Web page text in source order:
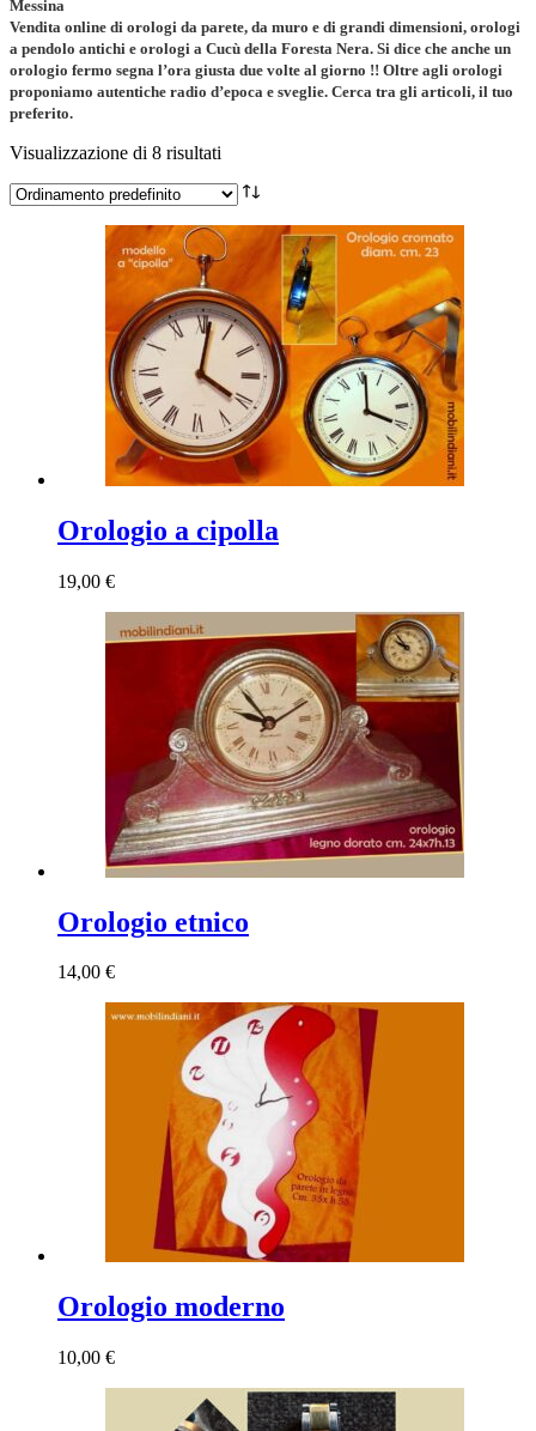
Messina
Vendita online di orologi da parete, da muro e di grandi dimensioni, orologi
a pendolo antichi e orologi a Cucù della Foresta Nera. Si dice che anche un
orologio fermo segna l’ora giusta due volte al giorno !! Oltre agli orologi
proponiamo autentiche radio d’epoca e sveglie. Cerca tra gli articoli, il tuo
preferito.
Visualizzazione di 8 risultati
Orologio a cipolla
19,00 €
Orologio etnico
14,00 €
Orologio moderno
10,00 €